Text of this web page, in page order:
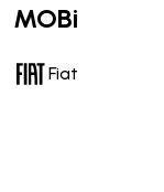
MOBi
Fiat